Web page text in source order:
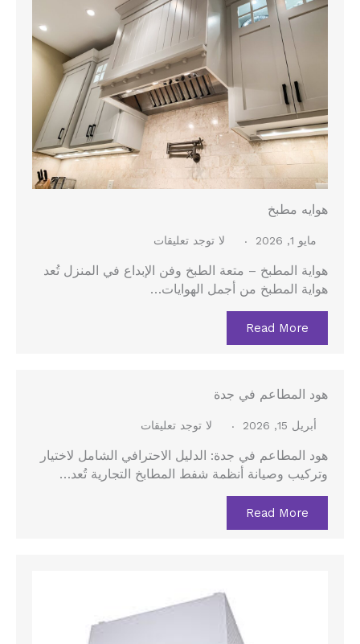
هوايه مطبخ
مايو 1, 2026 لا توجد تعليقات
هواية المطبخ – متعة الطبخ وفن الإبداع في المنزل تُعد
هواية المطبخ من أجمل الهوايات…
Read More
هود المطاعم في جدة
أبريل 15, 2026 لا توجد تعليقات
هود المطاعم في جدة: الدليل الاحترافي الشامل لاختيار
وتركيب وصيانة أنظمة شفط المطابخ التجارية تُعد…
Read More